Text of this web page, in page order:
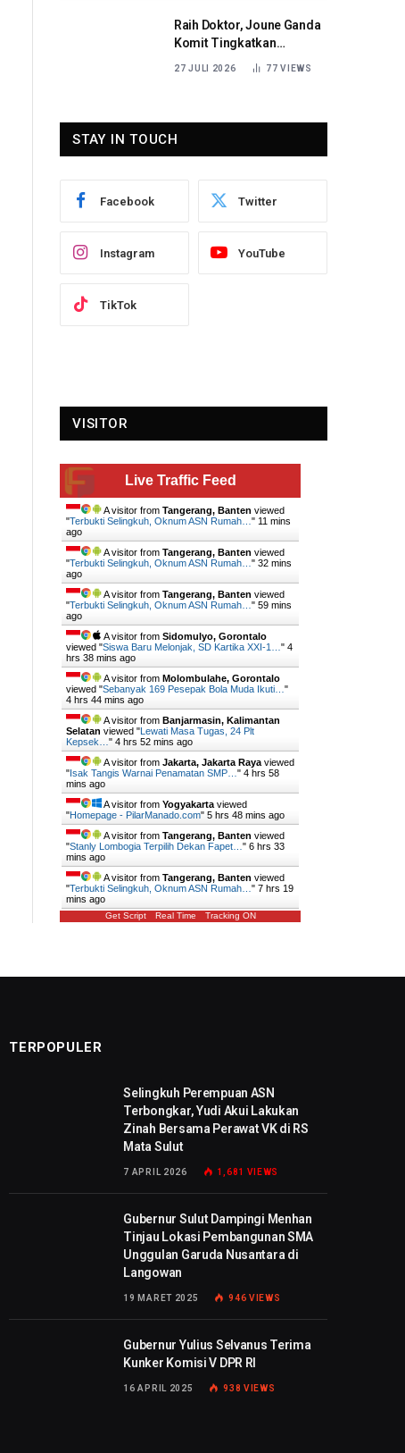
Raih Doktor, Joune Ganda
Komit Tingkatkan
Pelayanan Publik
27 JULI 2026 77VIEWS
STAY IN TOUCH
Facebook Twitter
Instagram YouTube
TikTok
VISITOR
Live Traffic Feed
A visitor from Tangerang, Banten viewed
"Terbukti Selingkuh, Oknum ASN Rumah… " 11 mins
ago
A visitor from Tangerang, Banten viewed
"Terbukti Selingkuh, Oknum ASN Rumah… " 32 mins
ago
A visitor from Tangerang, Banten viewed
"Terbukti Selingkuh, Oknum ASN Rumah… " 59 mins
ago
A visitor from Sidomulyo, Gorontalo
viewed "Siswa Baru Melonjak, SD Kartika XXI-1… " 4
hrs 38 mins ago
A visitor from Molombulahe, Gorontalo
viewed "Sebanyak 169 Pesepak Bola Muda Ikuti… "
4 hrs 44 mins ago
A visitor from Banjarmasin, Kalimantan
Selatan viewed " Lewati Masa Tugas, 24 Plt
Kepsek… " 4 hrs 52 mins ago
A visitor from Jakarta, Jakarta Raya viewed
" Isak Tangis Warnai Penamatan SMP… " 4 hrs 58
mins ago
A visitor from Yogyakarta viewed
"Homepage - PilarManado.com" 5 hrs 48 mins ago
A visitor from Tangerang, Banten viewed
"Stanly Lombogia Terpilih Dekan Fapet… " 6 hrs 33
mins ago
A visitor from Tangerang, Banten viewed
"Terbukti Selingkuh, Oknum ASN Rumah… " 7 hrs 19
mins ago
Get Script Real Time Tracking ON
TERPOPULER
Selingkuh Perempuan ASN
Terbongkar, Yudi Akui Lakukan
Zinah Bersama Perawat VK di RS
Mata Sulut
7 APRIL 2026 1,681 VIEWS
Gubernur Sulut Dampingi Menhan
Tinjau Lokasi Pembangunan SMA
Unggulan Garuda Nusantara di
Langowan
19 MARET 2025 946 VIEWS
Gubernur Yulius Selvanus Terima
Kunker Komisi V DPR RI
16 APRIL 2025 938 VIEWS